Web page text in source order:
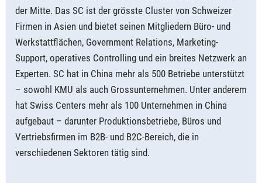
der Mitte. Das SC ist der grösste Cluster von Schweizer
Firmen in Asien und bietet seinen Mitgliedern Büro- und
Werkstattflächen, Government Relations, Marketing-
Support, operatives Controlling und ein breites Netzwerk an
Experten. SC hat in China mehr als 500 Betriebe unterstützt
– sowohl KMU als auch Grossunternehmen. Unter anderem
hat Swiss Centers mehr als 100 Unternehmen in China
aufgebaut – darunter Produktionsbetriebe, Büros und
Vertriebsfirmen im B2B- und B2C-Bereich, die in
verschiedenen Sektoren tätig sind.